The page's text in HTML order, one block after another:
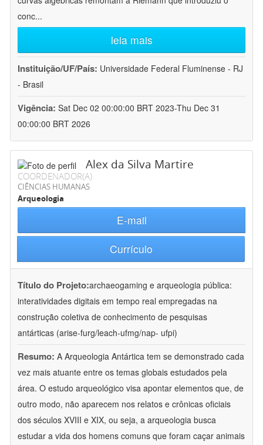
conc...
leia mais
Instituição/UF/País: Universidade Federal Fluminense - RJ
- Brasil
Vigência: Sat Dec 02 00:00:00 BRT 2023-Thu Dec 31
00:00:00 BRT 2026
Alex da Silva Martire
COORDENADOR(A)
CIÊNCIAS HUMANAS
Arqueologia
E-mail
Currículo
Título do Projeto:archaeogaming e arqueologia pública:
interatividades digitais em tempo real empregadas na
construção coletiva de conhecimento de pesquisas
antárticas (arise-furg/leach-ufmg/nap- ufpi)
Resumo: A Arqueologia Antártica tem se demonstrado cada
vez mais atuante entre os temas globais estudados pela
área. O estudo arqueológico visa apontar elementos que, de
outro modo, não aparecem nos relatos e crônicas oficiais
dos séculos XVIII e XIX, ou seja, a arqueologia busca
estudar a vida dos homens comuns que foram caçar animais